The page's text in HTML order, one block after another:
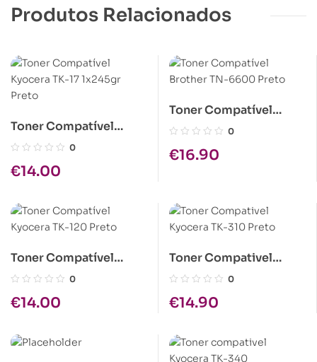
Produtos Relacionados
Toner Compatível
Kyocera TK-17 1x245gr
0
€14.00
Toner Compatível
Brother TN-6600 Preto
0
€16.90
Toner Compatível
Kyocera TK-120 Preto
0
€14.00
Toner Compativel
Kyocera TK-310 Preto
0
€14.90